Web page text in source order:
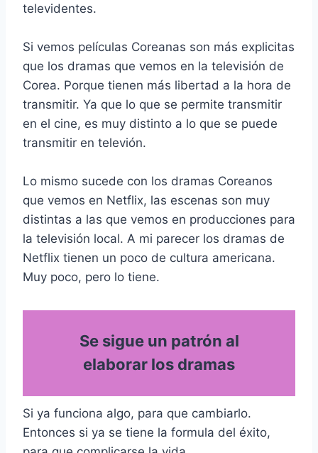
televidentes.
Si vemos películas Coreanas son más explicitas
que los dramas que vemos en la televisión de
Corea. Porque tienen más libertad a la hora de
transmitir. Ya que lo que se permite transmitir
en el cine, es muy distinto a lo que se puede
transmitir en televión.
Lo mismo sucede con los dramas Coreanos
que vemos en Netflix, las escenas son muy
distintas a las que vemos en producciones para
la televisión local. A mi parecer los dramas de
Netflix tienen un poco de cultura americana.
Muy poco, pero lo tiene.
Se sigue un patrón al
elaborar los dramas
Si ya funciona algo, para que cambiarlo.
Entonces si ya se tiene la formula del éxito,